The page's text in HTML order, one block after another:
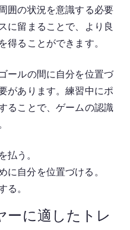
囲の状況を意識する必要
に留まることで、より良
得ることができます。
ールの間に自分を位置づ
があります。練習中にポ
ることで、ゲームの認識
払う。
に自分を位置づける。
る。
ーに適したトレ